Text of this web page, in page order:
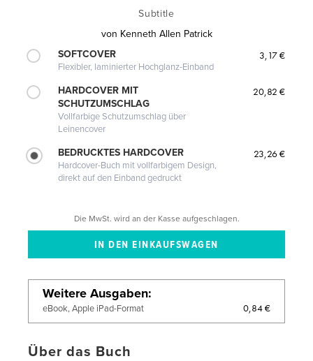
Subtitle
von Kenneth Allen Patrick
SOFTCOVER
Flexibler, laminierter Hochglanz-Einband
3,17 €
HARDCOVER MIT
SCHUTZUMSCHLAG
Vollfarbige Schutzumschlag über
Leinencover
20,82 €
BEDRUCKTES HARDCOVER
Hardcover-Buch mit vollfarbigem Design,
direkt auf den Einband gedruckt
23,26 €
Die MwSt. wird an der Kasse aufgeschlagen.
Weitere Ausgaben
eBook, Apple iPad-Format 0,84 €
Über das Buch